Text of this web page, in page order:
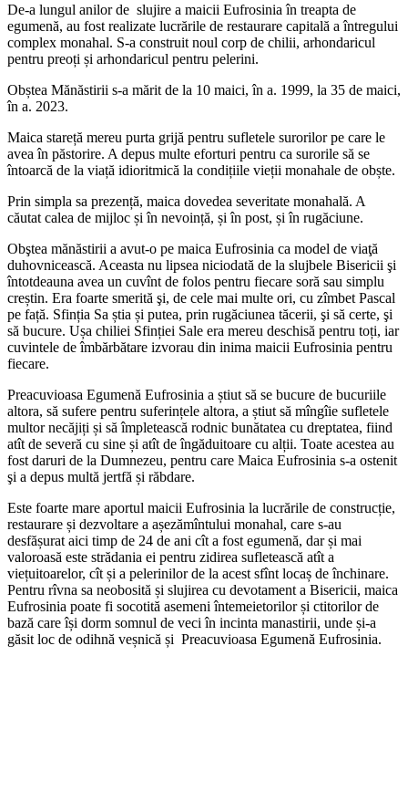
De-a lungul anilor de slujire a maicii Eufrosinia în treapta de
egumenă, au fost realizate lucrările de restaurare capitală a întregului
complex monahal. S-a construit noul corp de chilii, arhondaricul
pentru preoți și arhondaricul pentru pelerini.
Obștea Mănăstirii s-a mărit de la 10 maici, în a. 1999, la 35 de maici,
în a. 2023.
Maica stareță mereu purta grijă pentru sufletele surorilor pe care le
avea în păstorire. A depus multe eforturi pentru ca surorile să se
întoarcă de la viață idioritmică la condițiile vieții monahale de obște.
Prin simpla sa prezență, maica dovedea severitate monahală. A
căutat calea de mijloc și în nevoință, și în post, și în rugăciune.
Obştea mănăstirii a avut-o pe maica Eufrosinia ca model de viaţă
duhovnicească. Aceasta nu lipsea niciodată de la slujbele Bisericii şi
întotdeauna avea un cuvînt de folos pentru fiecare soră sau simplu
creștin. Era foarte smerită şi, de cele mai multe ori, cu zîmbet Pascal
pe față. Sfinția Sa știa și putea, prin rugăciunea tăcerii, şi să certe, şi
să bucure. Ușa chiliei Sfinției Sale era mereu deschisă pentru toți, iar
cuvintele de îmbărbătare izvorau din inima maicii Eufrosinia pentru
fiecare.
Preacuvioasa Egumenă Eufrosinia a știut să se bucure de bucuriile
altora, să sufere pentru suferințele altora, a știut să mîngîie sufletele
multor necăjiți și să împletească rodnic bunătatea cu dreptatea, fiind
atît de severă cu sine și atît de îngăduitoare cu alții. Toate acestea au
fost daruri de la Dumnezeu, pentru care Maica Eufrosinia s-a ostenit
şi a depus multă jertfă și răbdare.
Este foarte mare aportul maicii Eufrosinia la lucrările de construcție,
restaurare și dezvoltare a așezămîntului monahal, care s-au
desfășurat aici timp de 24 de ani cît a fost egumenă, dar și mai
valoroasă este strădania ei pentru zidirea sufletească atît a
viețuitoarelor, cît și a pelerinilor de la acest sfînt locaș de închinare.
Pentru rîvna sa neobosită și slujirea cu devotament a Bisericii, maica
Eufrosinia poate fi socotită asemeni întemeietorilor și ctitorilor de
bază care își dorm somnul de veci în incinta manastirii, unde și-a
găsit loc de odihnă veșnică și Preacuvioasa Egumenă Eufrosinia.